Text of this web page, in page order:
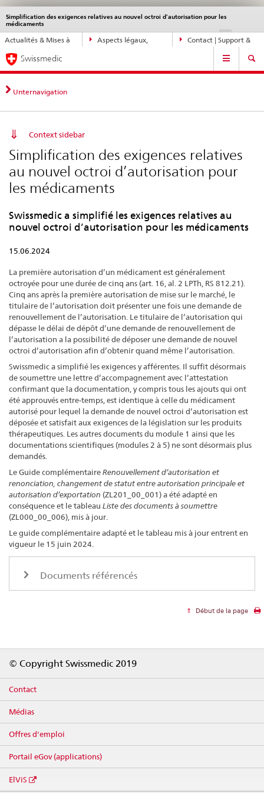
Navigation
directe:
actualités,
bases
juridiques,
contact
Actualités & Mises à
Aspects légaux,
Contact | Support &
Simplification des exigences relatives au nouvel octroi d’autorisation pour les
médicaments
DE EN
Service
navigation
Navigation
Swissmedic
Unternavigation
Context sidebar
Simplification des exigences relatives
au nouvel octroi d’autorisation pour
les médicaments
Swissmedic a simplifié les exigences relatives au
nouvel octroi d’autorisation pour les médicaments
15.06.2024
La première autorisation d’un médicament est généralement
octroyée pour une durée de cinq ans (art. 16, al. 2 LPTh, RS 812.21).
Cinq ans après la première autorisation de mise sur le marché, le
titulaire de l’autorisation doit présenter une fois une demande de
renouvellement de l’autorisation. Le titulaire de l’autorisation qui
dépasse le délai de dépôt d’une demande de renouvellement de
l’autorisation a la possibilité de déposer une demande de nouvel
octroi d’autorisation afin d’obtenir quand même l’autorisation.
Swissmedic a simplifié les exigences y afférentes. Il suffit désormais
de soumettre une lettre d’accompagnement avec l’attestation
confirmant que la documentation, y compris tous les ajouts qui ont
été approuvés entre-temps, est identique à celle du médicament
autorisé pour lequel la demande de nouvel octroi d’autorisation est
déposée et satisfait aux exigences de la législation sur les produits
thérapeutiques. Les autres documents du module 1 ainsi que les
documentations scientifiques (modules 2 à 5) ne sont désormais plus
demandés.
Le Guide complémentaireRenouvellement d’autorisation et
renonciation, changement de statut entre autorisation principale et
autorisation d’exportation (ZL201_00_001) a été adapté en
conséquence et le tableau Liste des documents à soumettre
(ZL000_00_006), mis à jour.
Le guide complémentaire adapté et le tableau mis à jour entrent en
vigueur le 15 juin 2024.
Documents référencés
Début de la page
© Copyright Swissmedic 2019
Contact
Médias
Offres d'emploi
Portail eGov (applications)
ElViS